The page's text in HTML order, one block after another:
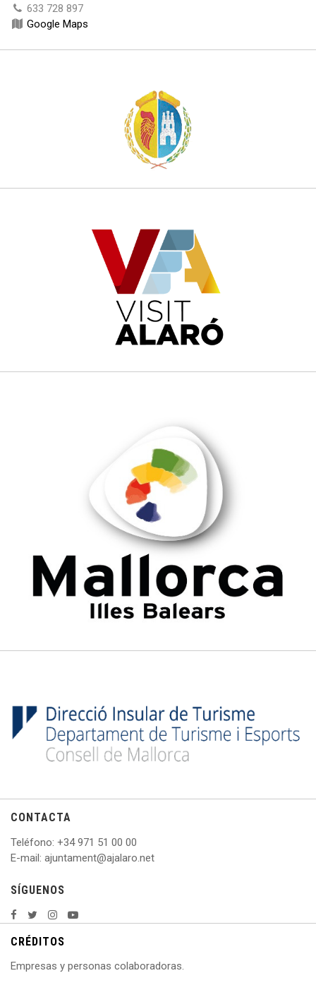
633 728 897
Google Maps
CONTACTA
Teléfono: +34 971 51 00 00
E-mail: ajuntament@ajalaro.net
SÍGUENOS
CRÉDITOS
Empresas y personas colaboradoras.